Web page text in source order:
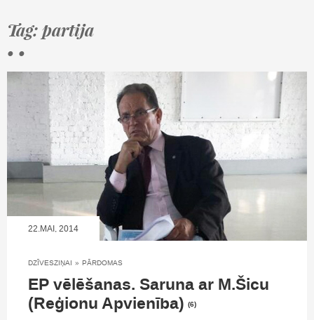
Tag: partija
• •
22.MAI, 2014
DZĪVESZIŅAI » PĀRDOMAS
EP vēlēšanas. Saruna ar M.Šicu
(Reģionu Apvienība) (6)